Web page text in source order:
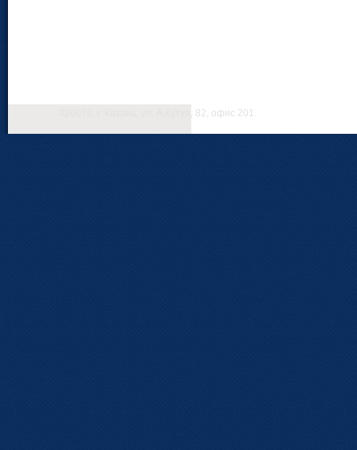
420073, г. Казань, ул. А.Кутуя, 82, офис 201.